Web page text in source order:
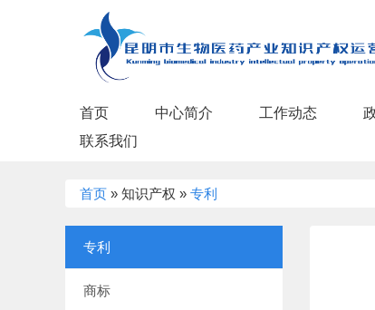
首页 中心简介 工作动态
联系我们
首页 » 知识产权 » 专利
专利
商标